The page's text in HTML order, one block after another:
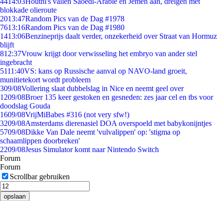
blokkade olieroute
2013:47Random Pics van de Dag #1978
7613:16Random Pics van de Dag #1980
1413:06Benzineprijs daalt verder, onzekerheid over Straat van Hormuz
blijft
812:37Vrouw krijgt door verwisseling het embryo van ander stel
ingebracht
5111:40VS: kans op Russische aanval op NAVO-land groeit,
munitietekort wordt probleem
309/08Vollering slaat dubbelslag in Nice en neemt geel over
1209/08Broer 135 keer gestoken en gesneden: zes jaar cel en tbs voor
doodslag Gouda
1609/08VrijMiBabes #316 (not very sfw!)
3209/08Amsterdams dierenasiel DOA overspoeld met babykonijntjes
5709/08Dikke Van Dale neemt 'vulvalippen' op: 'stigma op
schaamlippen doorbreken'
2209/08Jesus Simulator komt naar Nintendo Switch
Forum
Forum
Scrollbar gebruiken
opslaan